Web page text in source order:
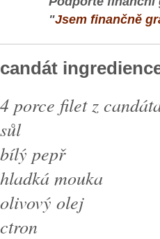
"Jsem finančně
candát
4 porce filet z
sůl
bílý pepř
hladká mouka
olivový olej
ctron